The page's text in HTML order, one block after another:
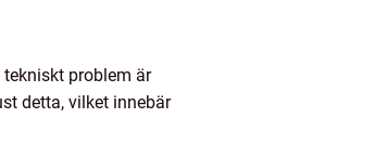
problem är
detta, vilket innebär